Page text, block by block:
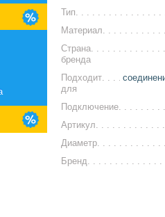
Тип
Материал
Страна
бренда
Подходит
для
Подключение
Артикул
Диаметр
Бренд